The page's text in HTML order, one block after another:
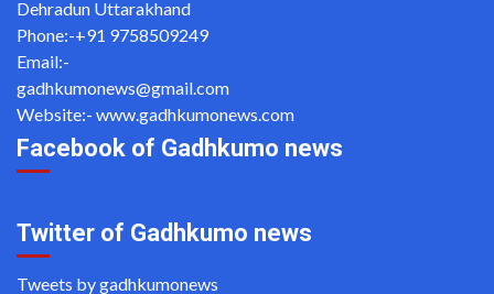
Dehradun Uttarakhand
Phone:-+91 9758509249
Email:-
gadhkumonews@gmail.com
Website:- www.gadhkumonews.com
Facebook of Gadhkumo news
Twitter of Gadhkumo news
Tweets by gadhkumonews